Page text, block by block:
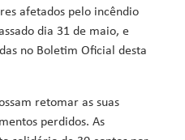
afetados pelo incêndio
dia 31 de maio, e
no Boletim Oficial desta
retomar as suas
perdidos. As